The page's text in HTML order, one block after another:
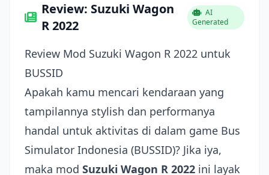
Review: Suzuki Wagon
R 2022
AI
Generated
Review Mod Suzuki Wagon R 2022 untuk
BUSSID
Apakah kamu mencari kendaraan yang
tampilannya stylish dan performanya
handal untuk aktivitas di dalam game Bus
Simulator Indonesia (BUSSID)? Jika iya,
maka mod Suzuki Wagon R 2022 ini layak